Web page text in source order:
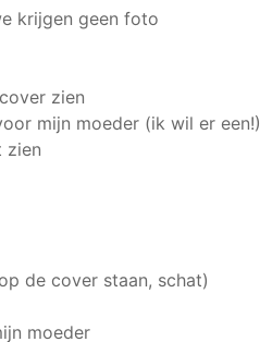
krijgen geen foto
zien
mijn moeder (ik wil er een!)
zien
de cover staan, schat)
moeder